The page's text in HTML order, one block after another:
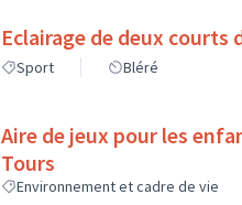
Eclairage de deux courts
Sport Bléré
Aire de jeux pour les
Tours
Environnement et cadre de vie